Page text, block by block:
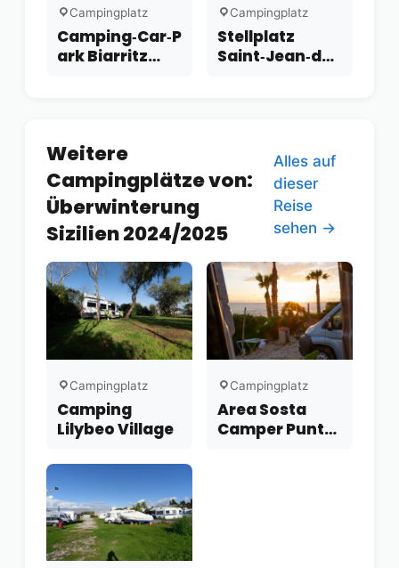
Campingplatz
Camping‑Car‑P
ark Biarritz
Campingplatz
Stellplatz
Saint‑Jean‑de‑
Weitere
Campingplätze von:
Überwinterung
Sizilien 2024/2025
Alles auf
dieser
Reise
sehen →
Campingplatz
Camping
Lilybeo Village
Campingplatz
Area Sosta
Camper Punta